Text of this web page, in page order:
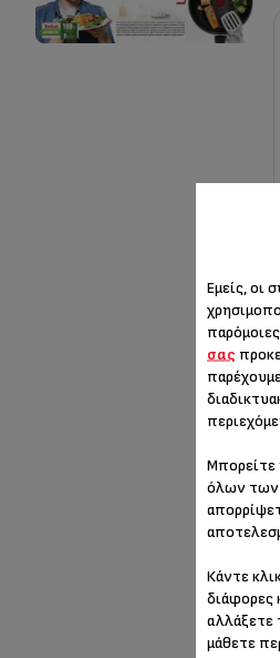
1.4 L (1)
1.8 L (1)
Εμείς, οι
σας
Μπορείτε
όλων των
Κάντε
διάφορες
αλλάξετε
μάθετε